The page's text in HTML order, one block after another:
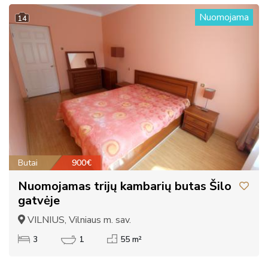
14 Nuomojama
Butai 900€
Nuomojamas trijų kambarių butas Šilo
gatvėje
VILNIUS, Vilniaus m. sav.
3 1 55 m²